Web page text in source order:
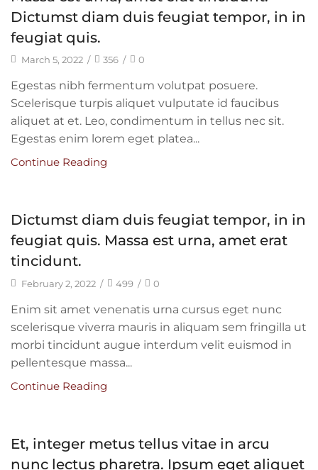
Dictumst diam duis feugiat tempor, in in
feugiat quis.
March 5, 2022 / 356 / 0
Egestas nibh fermentum volutpat posuere.
Scelerisque turpis aliquet vulputate id faucibus
aliquet at et. Leo, condimentum in tellus nec sit.
Egestas enim lorem eget platea...
Continue Reading
Dictumst diam duis feugiat tempor, in in
feugiat quis. Massa est urna, amet erat
tincidunt.
February 2, 2022 / 499 / 0
Enim sit amet venenatis urna cursus eget nunc
scelerisque viverra mauris in aliquam sem fringilla ut
morbi tincidunt augue interdum velit euismod in
pellentesque massa...
Continue Reading
Et, integer metus tellus vitae in arcu
nunc lectus pharetra. Ipsum eget aliquet
INFORMATION
Terms and Conditions
Shipping & return policy
CONTACT US
+91 9600918707
care@biocosmix.com
OTHER LINKS
About Vedlok